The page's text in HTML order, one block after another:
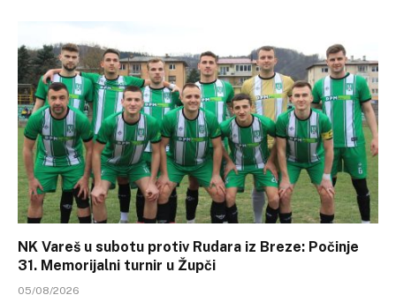
NK Vareš u subotu protiv Rudara iz Breze: Počinje
31. Memorijalni turnir u Župči
05/08/2026